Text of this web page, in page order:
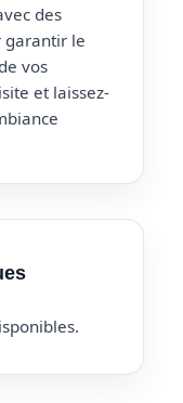
des
garantir le
vos
et laissez-